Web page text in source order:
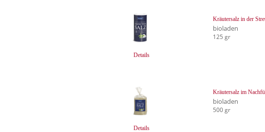
Details
Kräutersalz in der
bioladen
125 gr
Details
Kräutersalz im
bioladen
500 gr